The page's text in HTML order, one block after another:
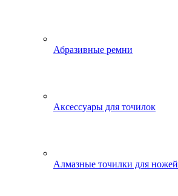
Абразивные ремни
Аксессуары для точилок
Алмазные точилки для ножей